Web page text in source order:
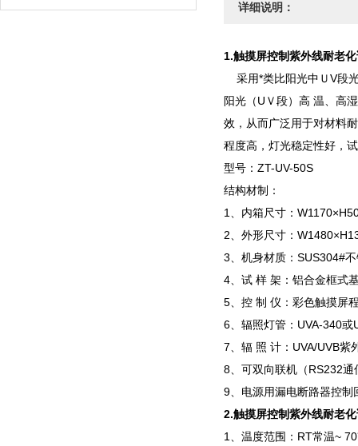
详细说明：
1.触摸屏控制紫外线耐老
采用*类比阳光中ＵV段
阳光（UＶ段）高 温、高
效，从而广泛用于对材料
程度高，灯光稳定性好，
型号：ZT-UV-50S
结构材制：
1、内箱尺寸：
2、外形尺寸：
3、机身材质：SUS304#
4、试 样 架：铝合金框式
5、控 制 仪：彩色触摸屏
6、辐照灯管：UVA-340
7、辐 照 计：UVA/UVB紫
8、可双向联机（RS232通
9、电源用漏电断路器控
2.触摸屏控制紫外线耐老
1、温度范围：RT常温~